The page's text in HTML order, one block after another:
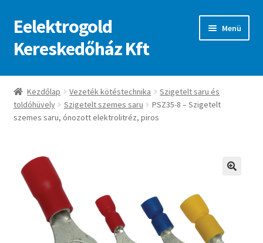
Ugrás
a
navigációhoz
Kilépés
a
tartalomba
Eelektrogold
Kereskedőház Kft
Menü
Kezdőlap
A fiókom
ajanlatkeres
Kezdőlap Vezeték kötéstechnika
Szigetelt saru és
toldóhüvely
Szigetelt szemes saru
PSZ35-8 – Szigetelt
szemes saru, ónozott elektrolitréz, piros